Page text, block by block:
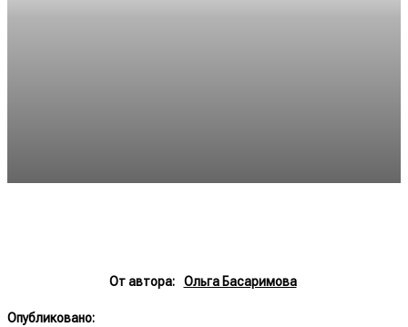
От автора: Ольга Басаримова
Опубликовано: